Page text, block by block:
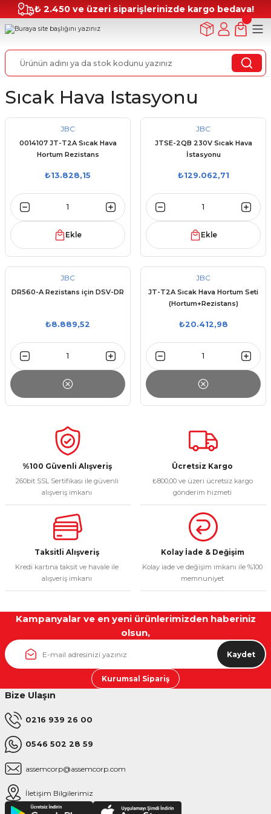
₺ 2.450 ve üzeri siparişlerinizde kargo bedava!
Sıcak Hava Istasyonu
JBC
0014107 JT-T2A Sıcak Hava
Hortum Rezistans
₺13.828,15
Ekle
JBC
JTSE-2QB 230V Sıcak Hava
İstasyonu
₺129.062,71
Ekle
JBC
DR560-A Rezistans için DSV-DR
₺8.889,52
JBC
JT-T2A Sıcak Hava Hortum Seti
(Hortum+Rezistans)
₺20.412,98
%100 Güvenli Alışveriş
260bit SSL Sertifikası ile güvenli
alışveriş imkanı
Ücretsiz Kargo
₺800,00 ve üzeri ücretsiz kargo
gönderim hizmeti
Taksitli Alışveriş
Kredi kartına taksit ve havale ile
alışveriş imkanı
Kolay İade & Değişim
Kolay iade ve değişim imkanı ile %100
memnuniyet
Kampanyalar ve en yeni ürünlerimizden haberiniz
olsun,
Kaydet
Kurumsal Sipariş
Bize Ulaşın
0216 939 26 00
0546 502 28 59
assemcorp@assemcorp.com
İletişim Bilgilerimiz